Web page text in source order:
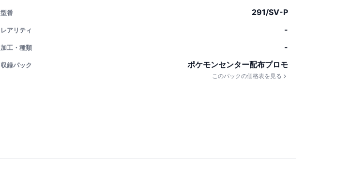
型番 291/SV-P
レアリティ -
加工・種類 -
収録パック ポケモンセンター配布プロモ
このパックの価格表を見る